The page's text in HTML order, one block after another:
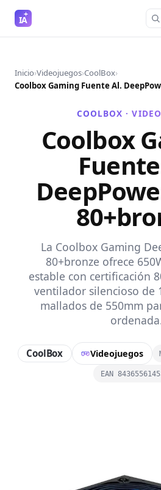
IA
Inicio›Videojuegos›CoolBox›
COOLBOX ·
Coolbox
La Coolbox Gaming
80+bronze ofrece
estable con certificación
ventilador silencioso de
mallados de 550mm
CoolBox Videojuegos
EAN